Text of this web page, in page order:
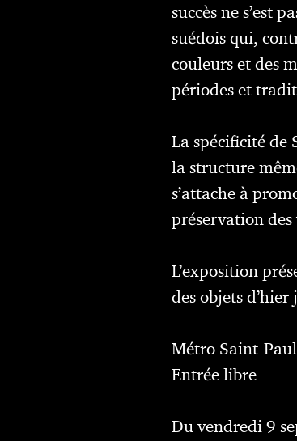
succès ne s’est
suédois qui,
couleurs et des
périodes et
La spécificité de
la structure
s’attache à
préservation
L’exposition
des objets d’hier
Métro Saint-
Entrée libre
Du vendredi 9